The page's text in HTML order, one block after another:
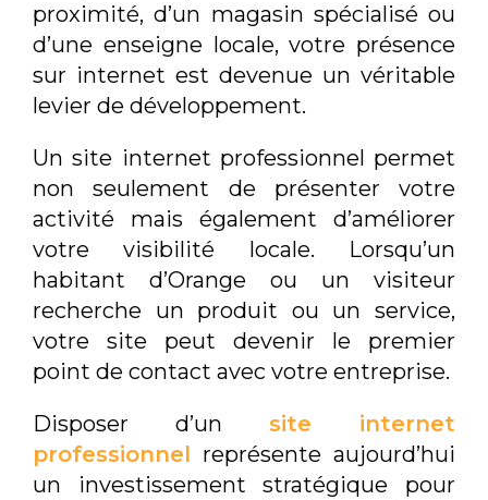
proximité, d’un magasin spécialisé ou
d’une enseigne locale, votre présence
sur internet est devenue un véritable
levier de développement.
Un site internet professionnel permet
non seulement de présenter votre
activité mais également d’améliorer
votre visibilité locale. Lorsqu’un
habitant d’Orange ou un visiteur
recherche un produit ou un service,
votre site peut devenir le premier
point de contact avec votre entreprise.
Disposer d’un site internet
professionnel représente aujourd’hui
un investissement stratégique pour